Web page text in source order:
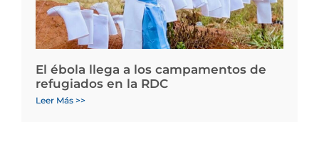
El ébola llega a los campamentos de
refugiados en la RDC
Leer Más >>